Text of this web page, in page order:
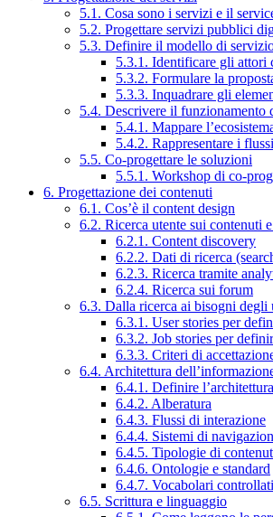
5.1. Cosa sono i servizi e il
5.2. Progettare servizi pubblici
5.3. Definire il modello di
5.3.1. Identificare gli attori
5.3.2. Formulare la
5.3.3. Inquadrare gli
5.4. Descrivere il funzionamento
5.4.1. Mappare
5.4.2. Rappresentare i
5.5. Co-progettare le soluzioni
5.5.1. Workshop di co-
6. Progettazione dei contenuti
6.1. Cos’è il content design
6.2. Ricerca utente sui contenuti
6.2.1. Content discovery
6.2.2. Dati di ricerca
6.2.3. Ricerca tramite
6.2.4. Ricerca sui forum
6.3. Dalla ricerca ai bisogni degli
6.3.1. User stories per
6.3.2. Job stories per
6.3.3. Criteri di
6.4. Architettura
6.4.1. Definire
6.4.2. Alberatura
6.4.3. Flussi di interazione
6.4.4. Sistemi di
6.4.5. Tipologie di
6.4.6. Ontologie e standard
6.4.7. Vocabolari
6.5. Scrittura e linguaggio